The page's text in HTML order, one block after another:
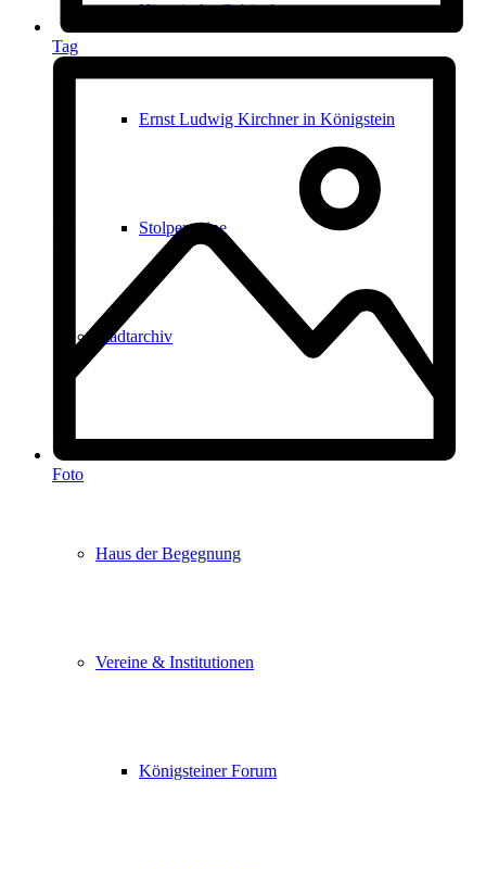
Historische Gebäude
Ernst Ludwig Kirchner in Königstein
Stolpersteine
Stadtarchiv
Stadtbibliothek
Haus der Begegnung
Vereine & Institutionen
Königsteiner Forum
Tag
Foto